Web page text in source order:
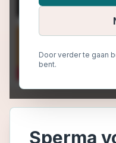
Door verder te gaan
bent.
Sperma